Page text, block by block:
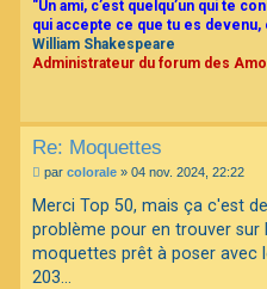
"Un ami, c’est quelqu’un qui te
qui accepte ce que tu es
William Shakespeare
Administrateur du forum des
Re: Moquettes
M
s
a
g
e
par colorale » 04 nov. 2024, 22:22
Merci Top 50, mais ça c'est
problème pour en trouver sur
moquettes prêt à poser avec
203...